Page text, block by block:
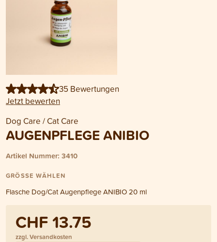
35 Bewertungen
Jetzt bewerten
Dog Care / Cat Care
AUGENPFLEGE ANIBIO
Artikel Nummer: 3410
GRÖSSE WÄHLEN
Flasche Dog/Cat Augenpflege ANIBIO 20 ml
CHF 13.75
zzgl. Versandkosten